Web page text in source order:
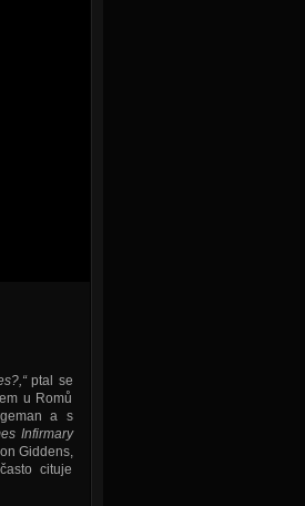
ptal se
u Romů
a s
Infirmary
Giddens,
cituje